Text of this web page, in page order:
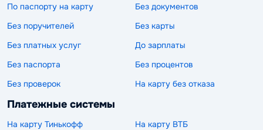
По паспорту на карту
Без документов
Без поручителей
Без карты
Без платных услуг
До зарплаты
Без паспорта
Без процентов
Без проверок
На карту без отказа
Платежные системы
На карту Тинькофф
На карту ВТБ